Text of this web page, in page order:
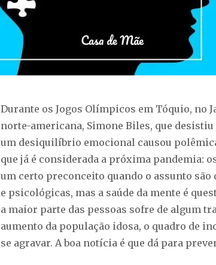
Durante os Jogos Olímpicos em Tóquio, no
norte-americana, Simone Biles, que
um desiquilíbrio emocional causou
que já é considerada a próxima pandemia:
um certo preconceito quando o assunto são
e psicológicas, mas a saúde da mente é
a maior parte das pessoas sofre de algum
aumento da população idosa, o quadro de
se agravar. A boa notícia é que dá para